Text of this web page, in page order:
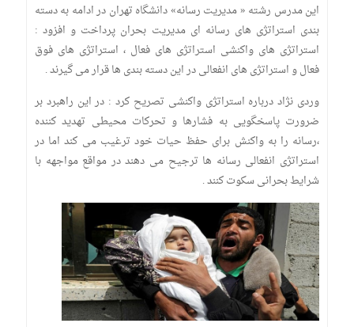
این مدرس رشته « مدیریت رسانه» دانشگاه تهران در ادامه به دسته
بندی استراتژی های رسانه ای مدیریت بحران پرداخت و افزود :
استراتژی های واکنشی استراتژی های فعال ، استراتژی های فوق
فعال و استراتژی های انفعالی در این دسته بندی ها قرار می گیرند .
وردی نژاد درباره استراتژی واکنشی تصریح کرد : در این راهبرد بر
ضرورت پاسخگویی به فشارها و تحرکات محیطی تهدید کننده
،رسانه را به واکنش برای حفظ حیات خود ترغیب می کند اما در
استراتژی انفعالی رسانه ها ترجیح می دهند در مواقع مواجهه با
شرایط بحرانی سکوت کنند .